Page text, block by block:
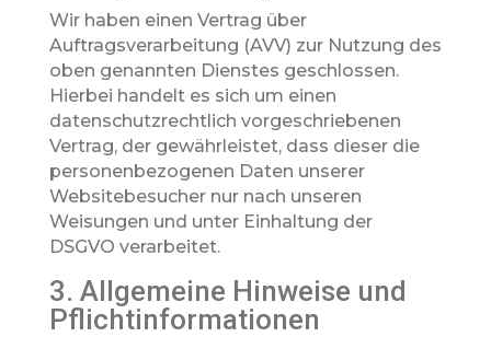
Wir haben einen Vertrag über
Auftragsverarbeitung (AVV) zur Nutzung des
oben genannten Dienstes geschlossen.
Hierbei handelt es sich um einen
datenschutzrechtlich vorgeschriebenen
Vertrag, der gewährleistet, dass dieser die
personenbezogenen Daten unserer
Websitebesucher nur nach unseren
Weisungen und unter Einhaltung der
DSGVO verarbeitet.
3. Allgemeine Hinweise und
Pflicht­informationen